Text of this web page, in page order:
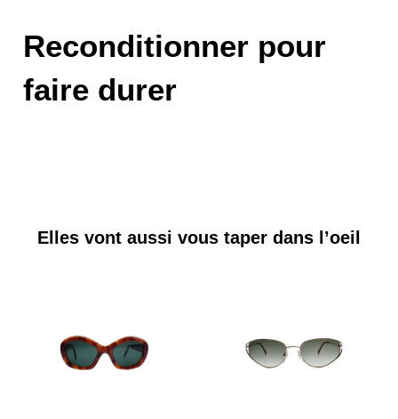
Reconditionner pour
faire durer
Elles vont aussi vous taper dans l’oeil